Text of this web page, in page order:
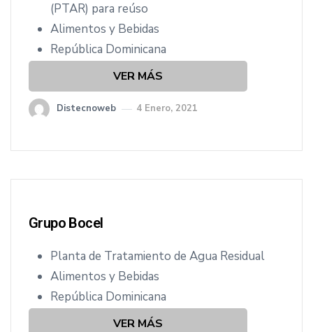
(PTAR) para reúso
Alimentos y Bebidas
República Dominicana
VER MÁS
Distecnoweb 4 Enero, 2021
Grupo Bocel
Planta de Tratamiento de Agua Residual
Alimentos y Bebidas
República Dominicana
VER MÁS